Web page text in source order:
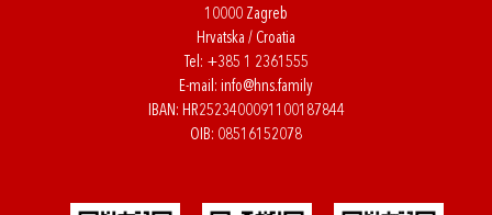
10000 Zagreb
Hrvatska / Croatia
Tel: +385 1 2361555
E-mail: info@hns.family
IBAN: HR2523400091100187844
OIB: 08516152078